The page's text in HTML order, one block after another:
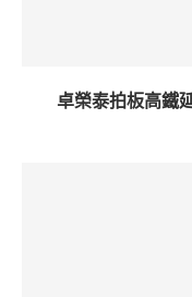
卓榮泰拍板高鐵